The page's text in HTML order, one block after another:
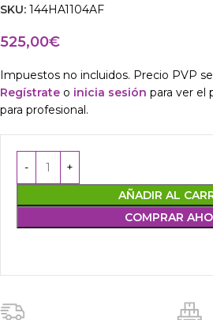
SKU: 144HA1104AF
525,00€
Impuestos no incluidos. Precio PVP
Regístrate o inicia sesión para ver el
para profesional.
AÑADIR AL
COMPRAR